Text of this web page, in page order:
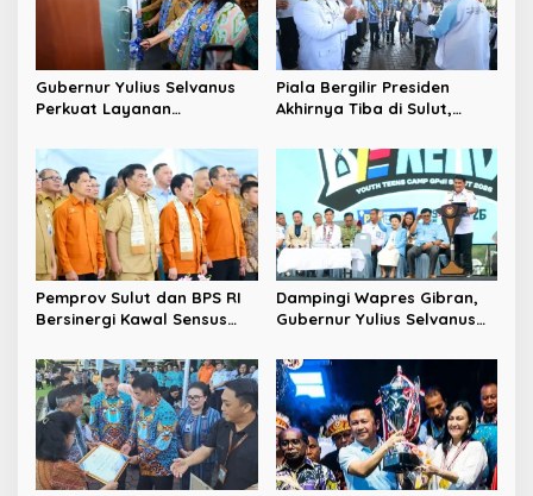
p
o
s
Gubernur Yulius Selvanus
Perkuat Layanan
Unit Hemodialisis dan
Dorong RSUD Bitung Naik
Tipe C
Piala Bergilir Presiden
Akhirnya Tiba di Sulut,
Ini Kemenangan Seluruh
Masyarakat
Pemprov Sulut dan BPS RI
Bersinergi Kawal Sensus
Dampingi Wapres Gibran,
Gubernur Yulius Selvanus
Daerah Kunci Kemajuan
Sulut